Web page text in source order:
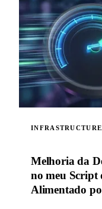
INFRASTRUCTURE
Melhoria da
no meu
Alimentado